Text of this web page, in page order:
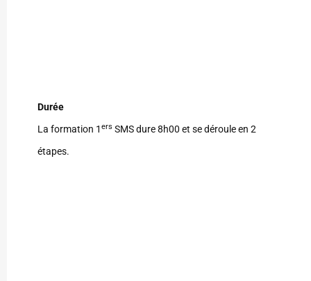
Durée
La formation 1 ers SMS dure 8h00 et se déroule en 2
étapes.